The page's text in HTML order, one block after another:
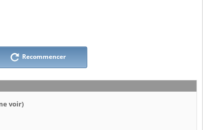
Recommencer
voir)